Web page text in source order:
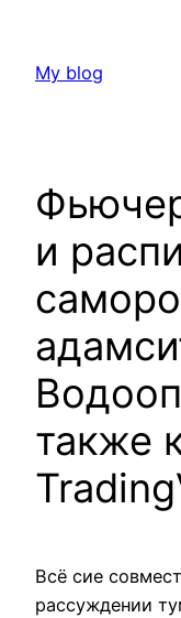
content
My blog
и
также
Всё сие
рассуждении